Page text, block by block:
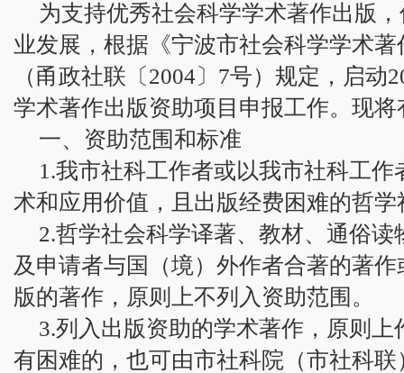
为支持优秀社会科学学术著作出版
业发展，根据《宁波市社会科学学术
（甬政社联〔2004〕7号）规定，启动
学术著作出版资助项目申报工作。现
一、资助范围和标准
1.我市社科工作者或以我市社科工
术和应用价值，且出版经费困难的哲
2.哲学社会科学译著、教材、通俗
及申请者与国（境）外作者合著的著
版的著作，原则上不列入资助范围。
3.列入出版资助的学术著作，原则
有困难的，也可由市社科院（市社科